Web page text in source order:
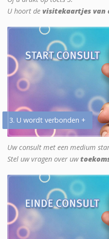
U hoort de visitekaartjes van
3. U wordt verbonden +
Uw consult met een medium
Stel uw vragen over uw